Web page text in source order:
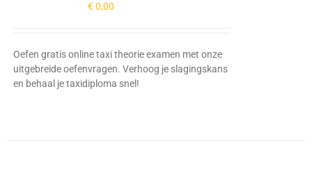
€0,00
Oefen gratis online taxi theorie examen met onze
uitgebreide oefenvragen. Verhoog je slagingskans
en behaal je taxidiploma snel!